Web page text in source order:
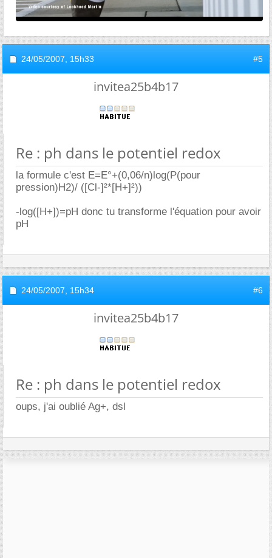
24/05/2007, 15h33 #5
invitea25b4b17
Re : ph dans le potentiel redox
la formule c'est E=E°+(0,06/n)log(P(pour
pression)H2)/ ([Cl-]²*[H+]²))
-log([H+])=pH donc tu transforme l'équation pour avoir
pH
24/05/2007, 15h34 #6
invitea25b4b17
Re : ph dans le potentiel redox
oups, j'ai oublié Ag+, dsl